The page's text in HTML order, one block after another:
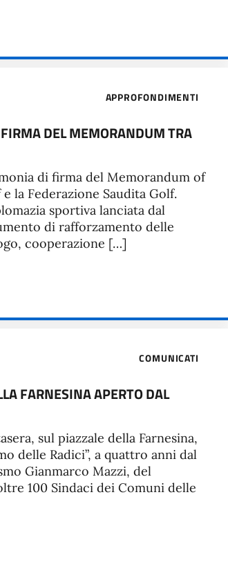
APPROFONDIMENTI
DEL MEMORANDUM TRA
di firma del Memorandum of
la Federazione Saudita Golf.
sportiva lanciata dal
di rafforzamento delle
cooperazione […]
COMUNICATI
FARNESINA APERTO DAL
sul piazzale della Farnesina,
delle Radici”, a quattro anni dal
Gianmarco Mazzi, del
100 Sindaci dei Comuni delle